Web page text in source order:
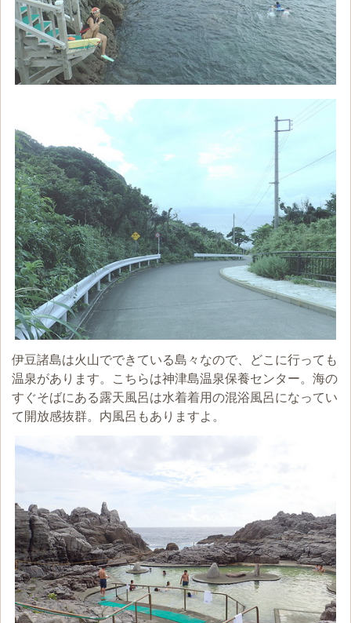
伊豆諸島は火山でできている島々なので、どこに行っても
温泉があります。こちらは神津島温泉保養センター。海の
すぐそばにある露天風呂は水着着用の混浴風呂になってい
て開放感抜群。内風呂もありますよ。